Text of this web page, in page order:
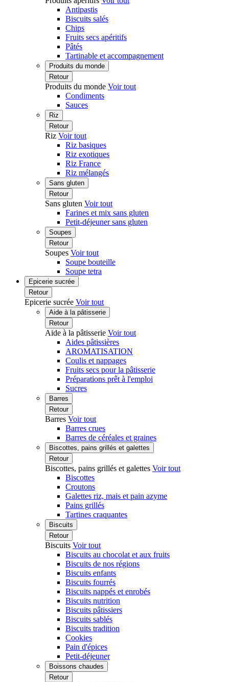
Antipastis
Biscuits salés
Chips
Fruits secs apéritifs
Pâtés
Tartinable et accompagnement
Produits du monde
Retour
Produits du monde Voir tout
Condiments
Sauces
Riz
Retour
Riz Voir tout
Riz basiques
Riz exotiques
Riz France
Riz mélangés
Sans gluten
Retour
Sans gluten Voir tout
Farines et mix sans gluten
Petit-déjeuner sans gluten
Soupes
Retour
Soupes Voir tout
Soupe bouteille
Soupe tetra
Epicerie sucrée
Retour
Epicerie sucrée Voir tout
Aide à la pâtisserie
Retour
Aide à la pâtisserie Voir tout
Aides pâtissières
AROMATISATION
Coulis et nappages
Fruits secs pour la pâtisserie
Préparations prêt à l'emploi
Sucres
Barres
Retour
Barres Voir tout
Barres crues
Barres de céréales et graines
Biscottes, pains grillés et galettes
Retour
Biscottes, pains grillés et galettes Voir tout
Biscottes
Croutons
Galettes riz, mais et pain azyme
Pains grillés
Tartines craquantes
Biscuits
Retour
Biscuits Voir tout
Biscuits au chocolat et aux fruits
Biscuits de nos régions
Biscuits enfants
Biscuits fourrés
Biscuits nappés et enrobés
Biscuits nutrition
Biscuits pâtissiers
Biscuits sablés
Biscuits tradition
Cookies
Pain d'épices
Petit-déjeuner
Boissons chaudes
Retour